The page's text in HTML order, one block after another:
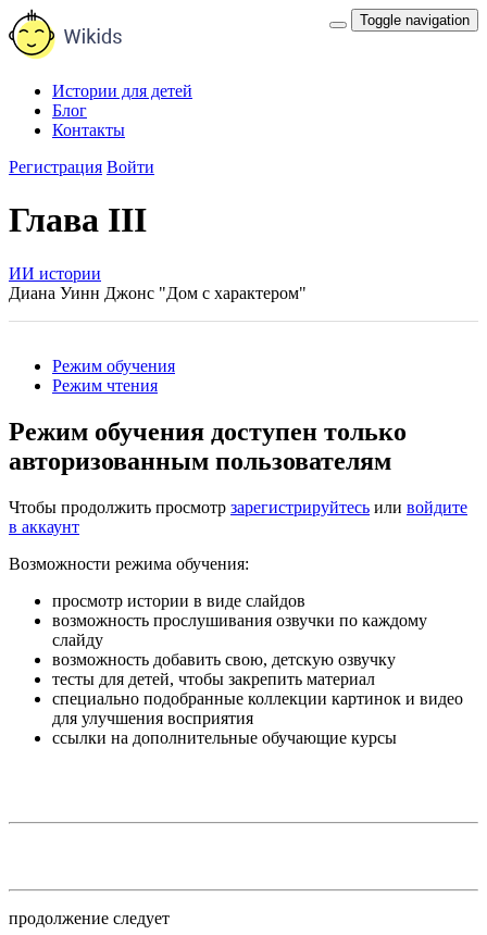
Toggle navigation
Истории для детей
Блог
Контакты
Регистрация Войти
Глава III
ИИ истории
Диана Уинн Джонс "Дом с характером"
Режим обучения
Режим чтения
Режим обучения доступен только
авторизованным пользователям
Чтобы продолжить просмотр зарегистрируйтесь или войдите
в аккаунт
Возможности режима обучения:
просмотр истории в виде слайдов
возможность прослушивания озвучки по каждому
слайду
возможность добавить свою, детскую озвучку
тесты для детей, чтобы закрепить материал
специально подобранные коллекции картинок и видео
для улучшения восприятия
ссылки на дополнительные обучающие курсы
продолжение следует